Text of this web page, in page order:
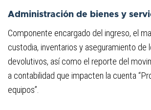
Administración de bienes y
Componente encargado del ingreso, el
custodia, inventarios y aseguramiento de
devolutivos, así como el reporte del
a contabilidad que impacten la cuenta
equipos”.